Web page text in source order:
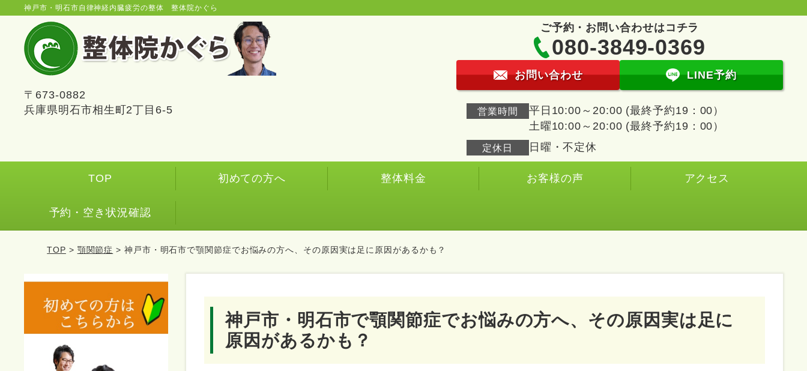
神戸市・明石市自律神経内臓疲労の整体 整体院かぐら
〒673-0882
兵庫県明石市相生町2丁目6-5
ご予約・お問い合わせはコチラ
080-3849-0369
お問い合わせ LINE予約
営業時間
平日10:00～20:00 (最終予約19：00）
土曜10:00～20:00 (最終予約19：00）
定休日 日曜・不定休
TOP 初めての方へ 整体料金 お客様の声 アクセス
予約・空き状況確認
TOP > 顎関節症 > 神戸市・明石市で顎関節症でお悩みの方へ、その原因実は足に原因があるかも？
神戸市・明石市で顎関節症でお悩みの方へ、その原因実は足に
原因があるかも？